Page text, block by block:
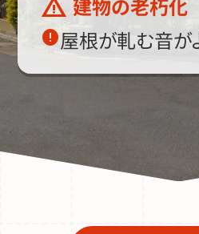
建物の老朽化
屋根が軋む音が